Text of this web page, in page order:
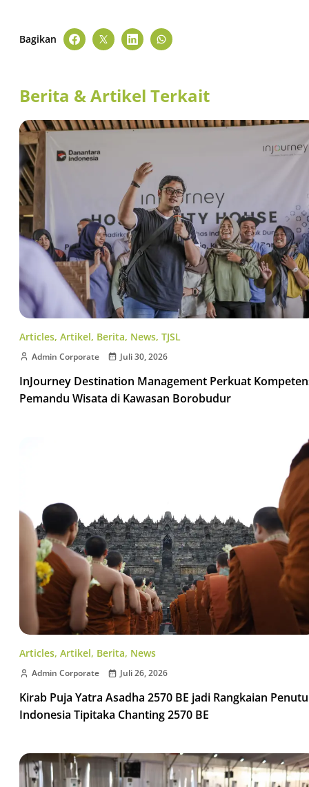
Bagikan
Berita & Artikel Terkait
Articles, Artikel, Berita, News, TJSL
Admin Corporate Juli 30, 2026
InJourney Destination Management Perkuat
Pemandu Wisata di Kawasan Borobudur
Articles, Artikel, Berita, News
Admin Corporate Juli 26, 2026
Kirab Puja Yatra Asadha 2570 BE jadi Rangkaian
Indonesia Tipitaka Chanting 2570 BE